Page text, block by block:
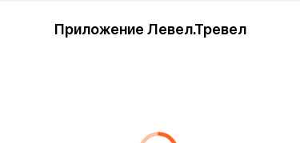
Приложение Левел.Тревел